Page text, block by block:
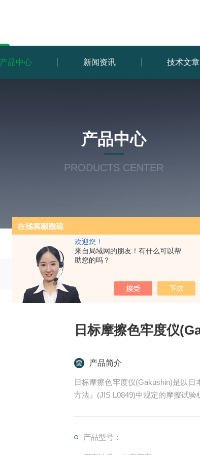
欢迎您！
来自局域网的朋友！有什么可以帮
助您的吗？
产品中心 新闻资讯 技术文章
产品中心
PRODUCTS CENTER
当前位置： 首页 纺织品
日标摩擦色牢度仪
产品简介
日标摩擦色牢度仪(Gakushin)是以
方法』(JIS L0849)中规定的摩擦试
于多种素材的耐摩擦试验机。
产品型号：